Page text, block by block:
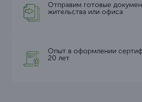
Отправим готовые
жительства или офиса
Опыт в оформлении
20 лет